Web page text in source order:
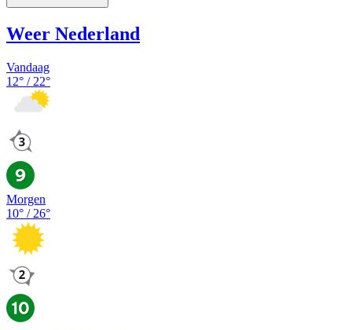
Weer Nederland
Vandaag
12° / 22°
Morgen
10° / 26°